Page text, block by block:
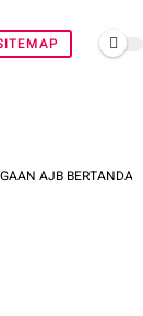
TANGAN